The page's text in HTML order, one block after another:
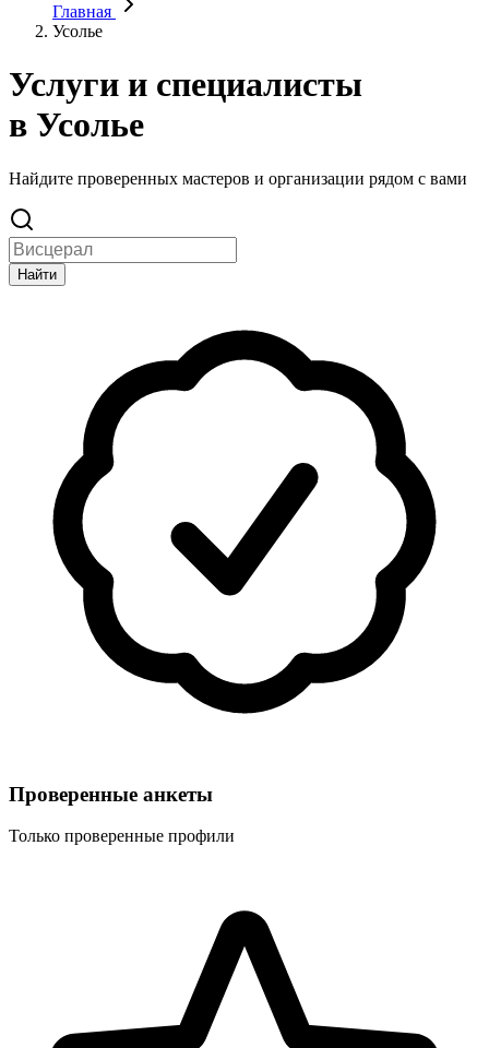
Главная
Усолье
Услуги и специалисты
в Усолье
Найдите проверенных мастеров и организации рядом с вами
Найти
Проверенные анкеты
Только проверенные профили